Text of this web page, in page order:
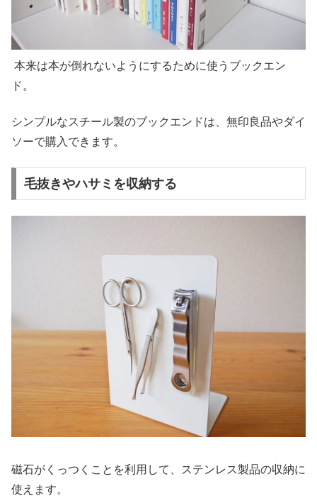
本来は本が倒れないようにするために使うブックエン
ド。
シンプルなスチール製のブックエンドは、無印良品やダイ
ソーで購入できます。
毛抜きやハサミを収納する
磁石がくっつくことを利用して、ステンレス製品の収納に
使えます。